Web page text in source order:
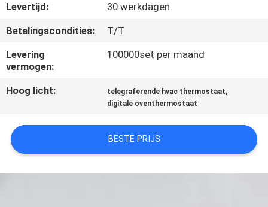
EEN
CITAAT
SITEMAP
POLICY
Levertijd:
30 werkdagen
Betalingscondities:
T/T
Levering
vermogen:
100000set per maand
Hoog licht: telegraferende hvac thermostaat,
digitale oventhermostaat
BESTE PRIJS